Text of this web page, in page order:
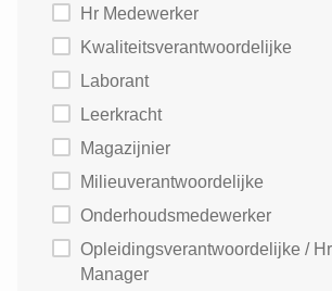
Hr Medewerker
Kwaliteitsverantwoordelijke
Laborant
Leerkracht
Magazijnier
Milieuverantwoordelijke
Onderhoudsmedewerker
Opleidingsverantwoordelijke / Hr
Manager